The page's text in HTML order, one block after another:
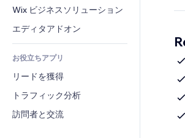
食品・飲料
ニュース
バナー・バッジ
電卓
検索
天気
チャート・テーブル
電話
コミュニティィ
レビュー・お客さまの声
CRM
Wix ビジネスソリューション
エディタアドオン
お役立ちアプリ
リードを獲得
トラフィック分析
訪問者と交流